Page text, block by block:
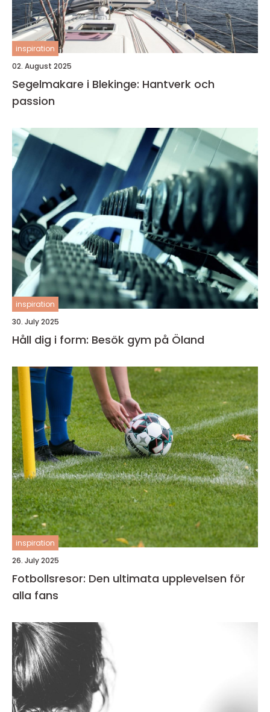
inspiration
02. August 2025
Segelmakare i Blekinge: Hantverk och
passion
inspiration
30. July 2025
Håll dig i form: Besök gym på Öland
inspiration
26. July 2025
Fotbollsresor: Den ultimata upplevelsen för
alla fans